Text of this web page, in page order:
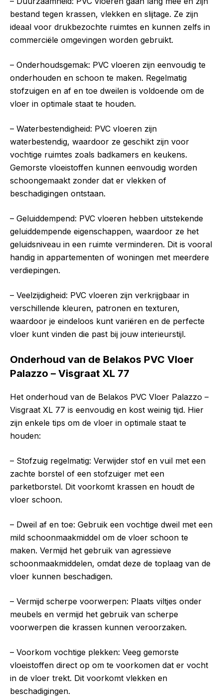
bestand tegen krassen, vlekken en slijtage. Ze zijn
ideaal voor drukbezochte ruimtes en kunnen zelfs in
commerciële omgevingen worden gebruikt.
– Onderhoudsgemak: PVC vloeren zijn eenvoudig te
onderhouden en schoon te maken. Regelmatig
stofzuigen en af en toe dweilen is voldoende om de
vloer in optimale staat te houden.
– Waterbestendigheid: PVC vloeren zijn
waterbestendig, waardoor ze geschikt zijn voor
vochtige ruimtes zoals badkamers en keukens.
Gemorste vloeistoffen kunnen eenvoudig worden
schoongemaakt zonder dat er vlekken of
beschadigingen ontstaan.
– Geluiddempend: PVC vloeren hebben uitstekende
geluiddempende eigenschappen, waardoor ze het
geluidsniveau in een ruimte verminderen. Dit is vooral
handig in appartementen of woningen met meerdere
verdiepingen.
– Veelzijdigheid: PVC vloeren zijn verkrijgbaar in
verschillende kleuren, patronen en texturen,
waardoor je eindeloos kunt variëren en de perfecte
vloer kunt vinden die past bij jouw interieurstijl.
Onderhoud van de Belakos PVC Vloer
Palazzo – Visgraat XL 77
Het onderhoud van de Belakos PVC Vloer Palazzo –
Visgraat XL 77 is eenvoudig en kost weinig tijd. Hier
zijn enkele tips om de vloer in optimale staat te
houden:
– Stofzuig regelmatig: Verwijder stof en vuil met een
zachte borstel of een stofzuiger met een
parketborstel. Dit voorkomt krassen en houdt de
vloer schoon.
– Dweil af en toe: Gebruik een vochtige dweil met een
mild schoonmaakmiddel om de vloer schoon te
maken. Vermijd het gebruik van agressieve
schoonmaakmiddelen, omdat deze de toplaag van de
vloer kunnen beschadigen.
– Vermijd scherpe voorwerpen: Plaats viltjes onder
meubels en vermijd het gebruik van scherpe
voorwerpen die krassen kunnen veroorzaken.
– Voorkom vochtige plekken: Veeg gemorste
vloeistoffen direct op om te voorkomen dat er vocht
in de vloer trekt. Dit voorkomt vlekken en
beschadigingen.